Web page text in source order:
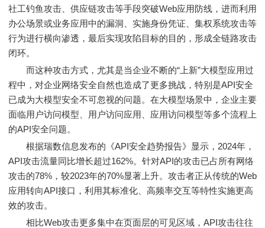
社工钓鱼攻击、供应链攻击等手段突破Web应用防线，进而利用
办公场景或业务应用中的漏洞、实施身份凭证、集权系统攻击等
行为进行横向渗透，最后实现攻陷目标的目的，形成全链路攻击
闭环。
而这种攻击方式，尤其是当企业不断的“上新”大模型应用过
程中，对企业网络安全自然也造成了更多挑战，特别是API安全
已成为大模型安全不可忽视的问题。在大模型场景中，企业主要
面临用户访问模型、用户访问应用、应用访问模型等多个流程上
的API安全问题。
根据瑞数信息发布的《API安全趋势报告》显示，2024年，
API攻击流量同比增长超过162%。针对API的攻击已占所有网络
攻击的78%，较2023年的70%显著上升。攻击者正从传统的Web
应用转向API接口，利用其标准化、高频率交互等特性实施更高
效的攻击。
相比Web攻击更多集中在页面层的可见区域，API攻击往往